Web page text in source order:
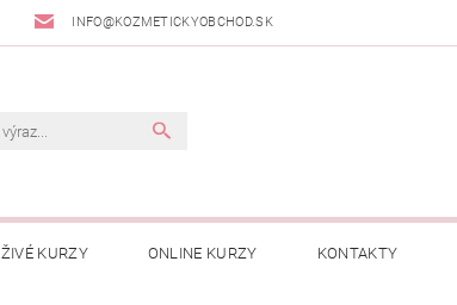
INFO@KOZMETICKYOBCHOD.SK
ŽIVÉ KURZY ONLINE KURZY KONTAKTY